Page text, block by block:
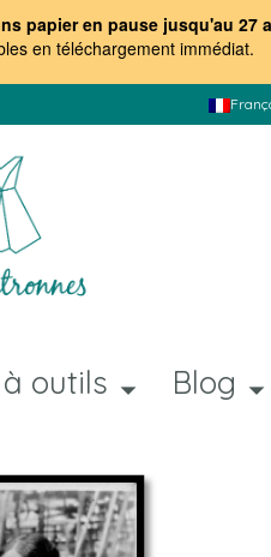
papier en pause jusqu'au 27
en téléchargement immédiat.
outils Blog